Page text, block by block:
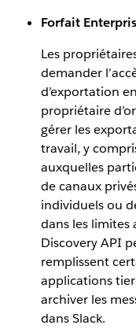
Forfait
Les
demander
d’exportation
propriétaire
gérer les
travail, y
auxquelles
de canaux
individuels ou
dans les limites
Discovery API
remplissent
applications
archiver les
dans Slack.